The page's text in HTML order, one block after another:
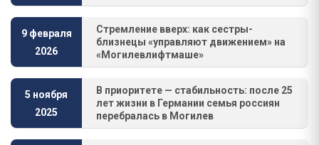
9 февраля
2026
Стремление вверх: как сестры-
близнецы «управляют движением» на
«Могилевлифтмаше»
5 ноября
2025
В приоритете — стабильность: после 25
лет жизни в Германии семья россиян
перебралась в Могилев